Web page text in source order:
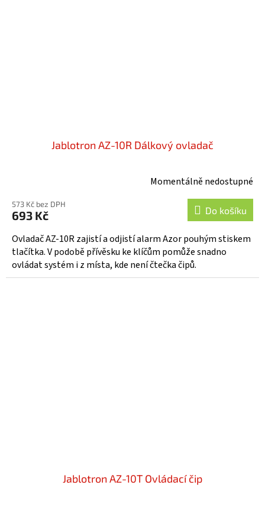
Jablotron AZ-10R Dálkový ovladač
Momentálně nedostupné
573 Kč bez DPH
693 Kč Do košíku
Ovladač AZ-10R zajistí a odjistí alarm Azor pouhým stiskem
tlačítka. V podobě přívěsku ke klíčům pomůže snadno
ovládat systém i z místa, kde není čtečka čipů.
Jablotron AZ-10T Ovládací čip